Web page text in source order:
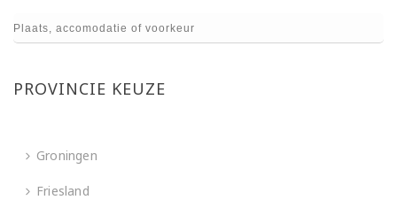
PROVINCIE KEUZE
Groningen
Friesland